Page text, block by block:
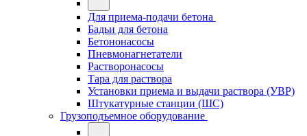
Для приема-подачи бетона
Бадьи для бетона
Бетононасосы
Пневмонагнетатели
Растворонасосы
Тара для раствора
Установки приема и выдачи раствора (УВР)
Штукатурные станции (ШС)
Грузоподъемное оборудование